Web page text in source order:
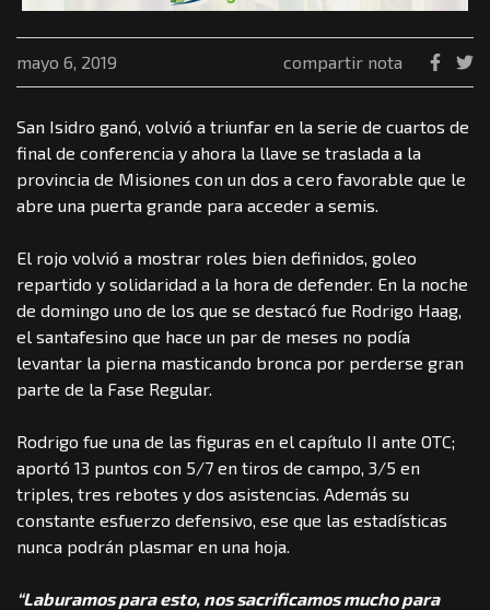
mayo 6, 2019 compartir nota
San Isidro ganó, volvió a triunfar en la serie de cuartos de
final de conferencia y ahora la llave se traslada a la
provincia de Misiones con un dos a cero favorable que le
abre una puerta grande para acceder a semis.
El rojo volvió a mostrar roles bien definidos, goleo
repartido y solidaridad a la hora de defender. En la noche
de domingo uno de los que se destacó fue Rodrigo Haag,
el santafesino que hace un par de meses no podía
levantar la pierna masticando bronca por perderse gran
parte de la Fase Regular.
Rodrigo fue una de las figuras en el capítulo II ante OTC;
aportó 13 puntos con 5/7 en tiros de campo, 3/5 en
triples, tres rebotes y dos asistencias. Además su
constante esfuerzo defensivo, ese que las estadísticas
nunca podrán plasmar en una hoja.
“Laburamos para esto, nos sacrificamos mucho para